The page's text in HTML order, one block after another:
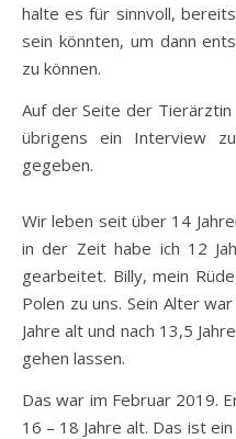
halte es für sinnvoll,
sein könnten, um dann
zu können.
Auf der Seite der Tierärztin
übrigens ein Interview
gegeben.
Wir leben seit über 14
in der Zeit habe ich 12
gearbeitet. Billy, mein
Polen zu uns. Sein Alter
Jahre alt und nach 13,5
gehen lassen.
Das war im Februar 2019.
16 – 18 Jahre alt. Das ist